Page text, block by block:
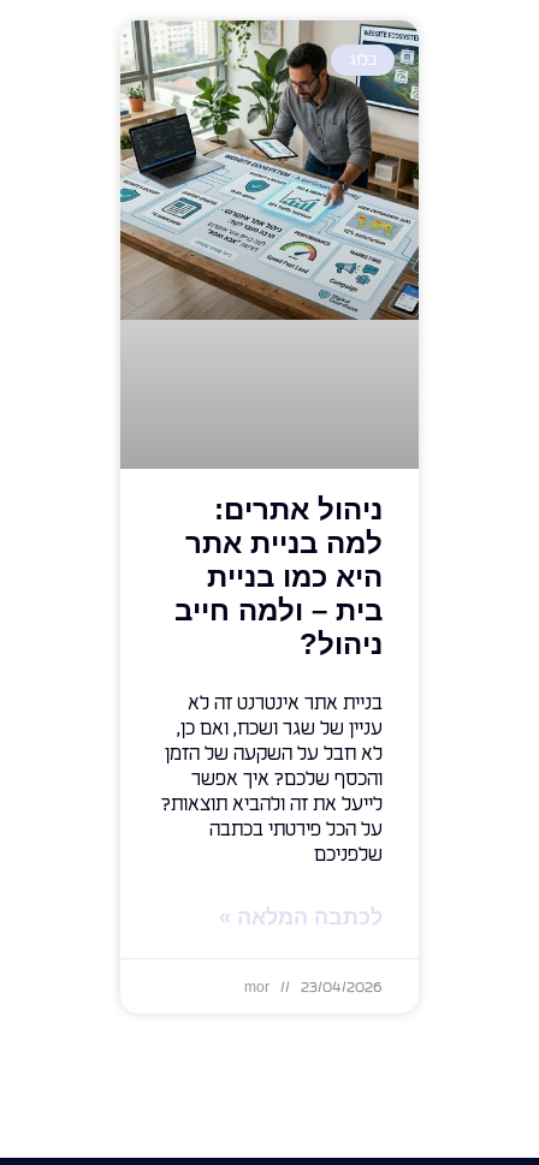
בלוג
ניהול אתרים:
למה בניית אתר
היא כמו בניית
בית – ולמה חייב
ניהול?
בניית אתר אינטרנט זה לא
עניין של שגר ושכח, ואם כן,
לא חבל על השקעה של הזמן
והכסף שלכם? איך אפשר
לייעל את זה ולהביא תוצאות?
על הכל פירטתי בכתבה
שלפניכם
לכתבה המלאה »
mor 23/04/2026